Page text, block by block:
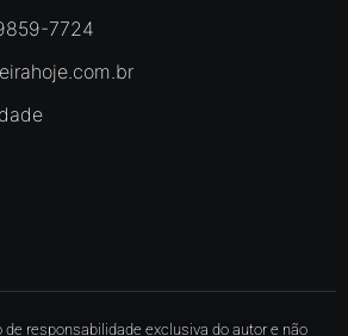
7724
responsabilidade exclusiva do autor e não